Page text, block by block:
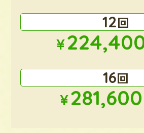
12回
¥
16回
¥281,600